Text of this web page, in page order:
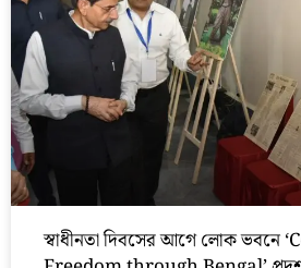
স্বাধীনতা দিবসের আগে লোক ভবনে